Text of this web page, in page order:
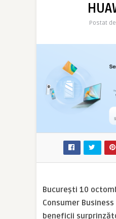
Postat de
București 10
Consumer Business
beneficii